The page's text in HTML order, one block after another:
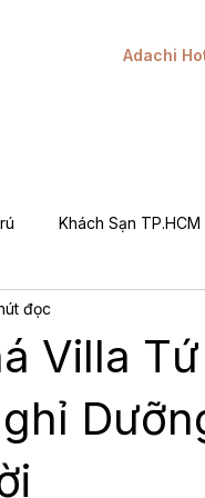
Adachi
Khách Sạn TP.HCM
Mãi / Đặt Phòng
Tôi (About Adachi)
Villa
đọc